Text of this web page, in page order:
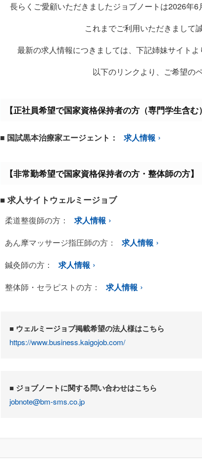
長らくご愛顧いただきましたジョブノートは2026年6
これまでご利用いただきまして
最新の求人情報につきましては、下記姉妹サイト
以下のリンクより、ご希望の
【正社員希望で国家資格保持者の方（専門学生含む
■ 国試黒本治療家エージェント： 求人情報
【非常勤希望で国家資格保持者の方・整体師の方】
■ 求人サイトウェルミージョブ
柔道整復師の方：
求人情報
あん摩マッサージ指圧師の方：
求人情報
鍼灸師の方：
求人情報
整体師・セラピストの方：
求人情報
■ ウェルミージョブ掲載希望の法人様はこちら
https://www.business.kaigojob.com/
■ ジョブノートに関する問い合わせはこちら
jobnote@bm-sms.co.jp